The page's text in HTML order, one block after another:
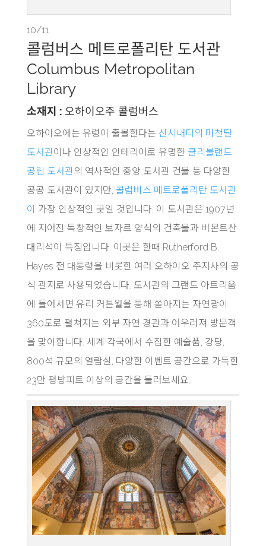
10/11
콜럼버스 메트로폴리탄 도서관
Columbus Metropolitan
Library
소재지 : 오하이오주 콜럼버스
오하이오에는 유령이 출몰한다는 신시내티의 머천틸
도서관이나 인상적인 인테리어로 유명한 클리블랜드
공립 도서관의 역사적인 중앙 도서관 건물 등 다양한
공공 도서관이 있지만, 콜럼버스 메트로폴리탄 도서관
이
가장 인상적인 곳일 것입니다. 이 도서관은 1907년
에 지어진 독창적인 보자르 양식의 건축물과 버몬트산
대리석이 특징입니다. 이곳은 한때 Rutherford B.
Hayes 전 대통령을 비롯한 여러 오하이오 주지사의 공
식 관저로 사용되었습니다. 도서관의 그랜드 아트리움
에 들어서면 유리 커튼월을 통해 쏟아지는 자연광이
360도로 펼쳐지는 외부 자연 경관과 어우러져 방문객
을 맞이합니다. 세계 각국에서 수집한 예술품, 강당,
800석 규모의 열람실, 다양한 이벤트 공간으로 가득한
23만 평방피트 이상의 공간을 둘러보세요.